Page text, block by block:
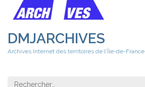
DMJARCHIVES
Archives Internet des territoires de l'Île-de-France